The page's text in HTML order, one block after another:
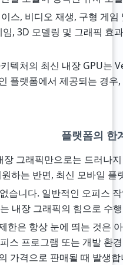
스, 비디오 재생, 구형 게
, 3D 모델링 및 그래픽 효
텍처의 최신 내장 GPU는
플랫폼에서 제공되는 경
플랫폼의 한
그래픽만으로는 드러나
하는 반면, 최신 모바일
습니다. 일반적인 오피스
내장 그래픽의 힘으로 수
한은 항상 눈에 띄는 것은
스 프로그램 또는 개발 환
가격으로 판매될 때 발생